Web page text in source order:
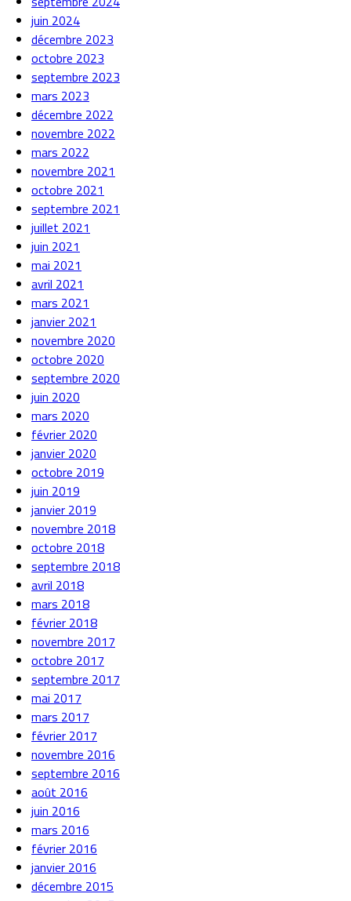
juin 2024
décembre 2023
octobre 2023
septembre 2023
mars 2023
décembre 2022
novembre 2022
mars 2022
novembre 2021
octobre 2021
septembre 2021
juillet 2021
juin 2021
mai 2021
avril 2021
mars 2021
janvier 2021
novembre 2020
octobre 2020
septembre 2020
juin 2020
mars 2020
février 2020
janvier 2020
octobre 2019
juin 2019
janvier 2019
novembre 2018
octobre 2018
septembre 2018
avril 2018
mars 2018
février 2018
novembre 2017
octobre 2017
septembre 2017
mai 2017
mars 2017
février 2017
novembre 2016
septembre 2016
août 2016
juin 2016
mars 2016
février 2016
janvier 2016
décembre 2015